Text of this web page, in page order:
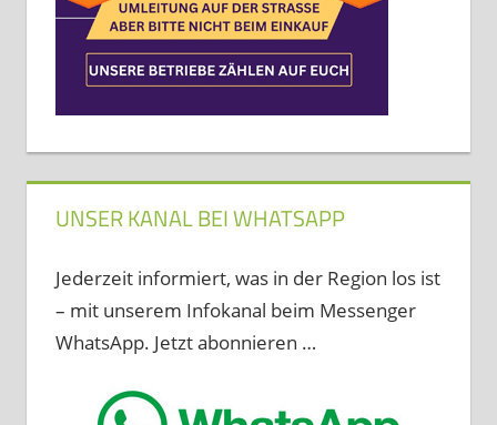
UNSER KANAL BEI WHATSAPP
Jederzeit informiert, was in der Region los ist
– mit unserem Infokanal beim Messenger
WhatsApp. Jetzt abonnieren …